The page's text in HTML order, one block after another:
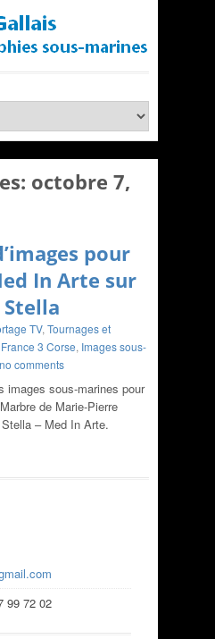
octobre 7,
pour
In Arte sur
Stella
TV, Tournages et
France 3 Corse, Images sous-
no comments
images sous-marines pour
de Marie-Pierre
– Med In Arte.
99 72 02